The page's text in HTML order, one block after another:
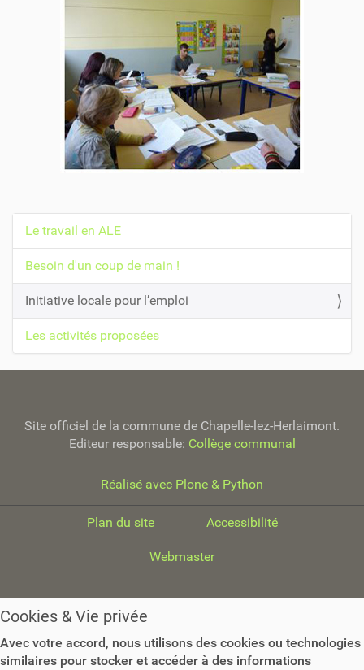
N
a
v
i
g
a
t
o
Le travail en ALE
Besoin d'un coup de main !
Initiative locale pour l’emploi
Les activités proposées
Site officiel de la commune de Chapelle-lez-Herlaimont.
Editeur responsable: Collège communal
Réalisé avec Plone & Python
Plan du site Accessibilité
Webmaster
Cookies & Vie privée
Avec votre accord, nous utilisons des cookies ou technologies
similaires pour stocker et accéder à des informations